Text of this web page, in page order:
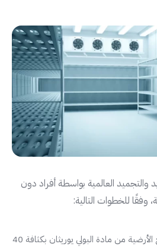
والتجميد العالمية بواسطة أفراد دون
للخطوات التالية:
تصنيع الأرضية: تصنع الأرضية من مادة البولي يوريثان بكثافة 40